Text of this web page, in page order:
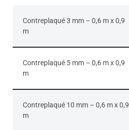
Contreplaqué 3 mm – 0,6 m x 0,9
m
Contreplaqué 5 mm – 0,6 m x 0,9
m
Contreplaqué 10 mm – 0,6 m x 0,9
m